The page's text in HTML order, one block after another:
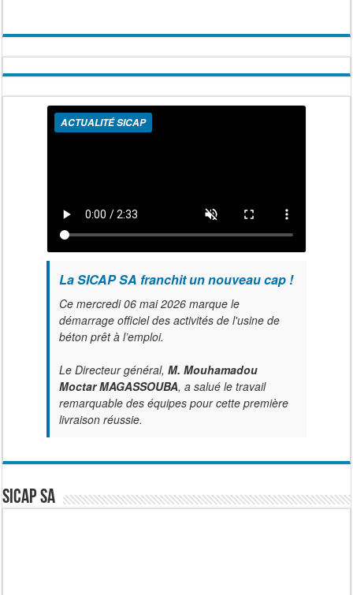
ACTUALITÉ SICAP
La SICAP SA franchit un nouveau cap !
Ce mercredi 06 mai 2026 marque le
démarrage officiel des activités de l'usine de
béton prêt à l’emploi.
Le Directeur général, M. Mouhamadou
Moctar MAGASSOUBA, a salué le travail
remarquable des équipes pour cette première
livraison réussie.
SICAP SA